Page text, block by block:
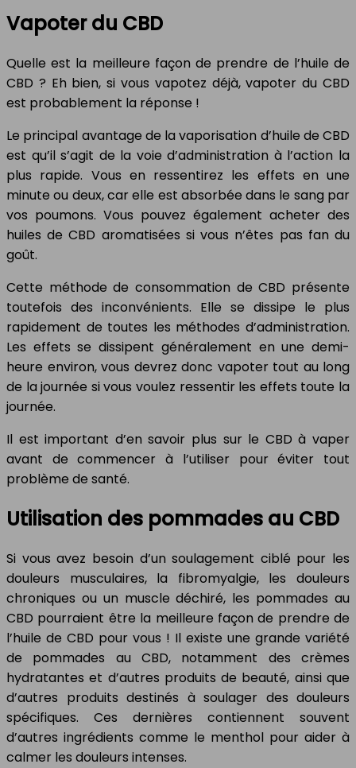
Vapoter du CBD
Quelle est la meilleure façon de prendre de l’huile de
CBD ? Eh bien, si vous vapotez déjà, vapoter du CBD
est probablement la réponse !
Le principal avantage de la vaporisation d’huile de CBD
est qu’il s’agit de la voie d’administration à l’action la
plus rapide. Vous en ressentirez les effets en une
minute ou deux, car elle est absorbée dans le sang par
vos poumons. Vous pouvez également acheter des
huiles de CBD aromatisées si vous n’êtes pas fan du
goût.
Cette méthode de consommation de CBD présente
toutefois des inconvénients. Elle se dissipe le plus
rapidement de toutes les méthodes d’administration.
Les effets se dissipent généralement en une demi-
heure environ, vous devrez donc vapoter tout au long
de la journée si vous voulez ressentir les effets toute la
journée.
Il est important d’en savoir plus sur le CBD à vaper
avant de commencer à l’utiliser pour éviter tout
problème de santé.
Utilisation des pommades au CBD
Si vous avez besoin d’un soulagement ciblé pour les
douleurs musculaires, la fibromyalgie, les douleurs
chroniques ou un muscle déchiré, les pommades au
CBD pourraient être la meilleure façon de prendre de
l’huile de CBD pour vous ! Il existe une grande variété
de pommades au CBD, notamment des crèmes
hydratantes et d’autres produits de beauté, ainsi que
d’autres produits destinés à soulager des douleurs
spécifiques. Ces dernières contiennent souvent
d’autres ingrédients comme le menthol pour aider à
calmer les douleurs intenses.